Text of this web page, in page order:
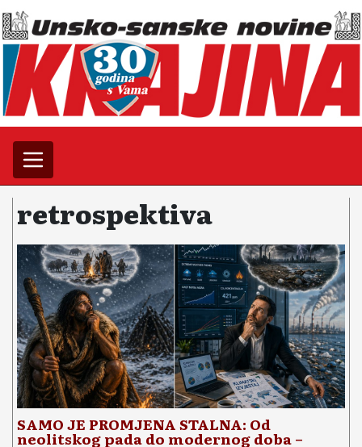
retrospektiva
SAMO JE PROMJENA STALNA: Od
neolitskog pada do modernog doba –